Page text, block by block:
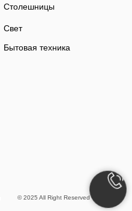
Столешницы
Свет
Бытовая техника
© 2025 All Right Reserved